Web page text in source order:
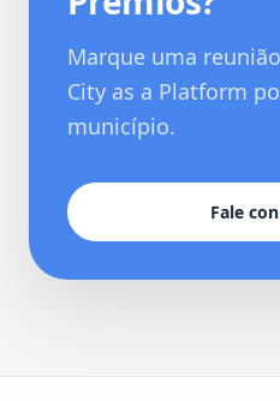
Marque uma
City as a Platform
município.
Fale